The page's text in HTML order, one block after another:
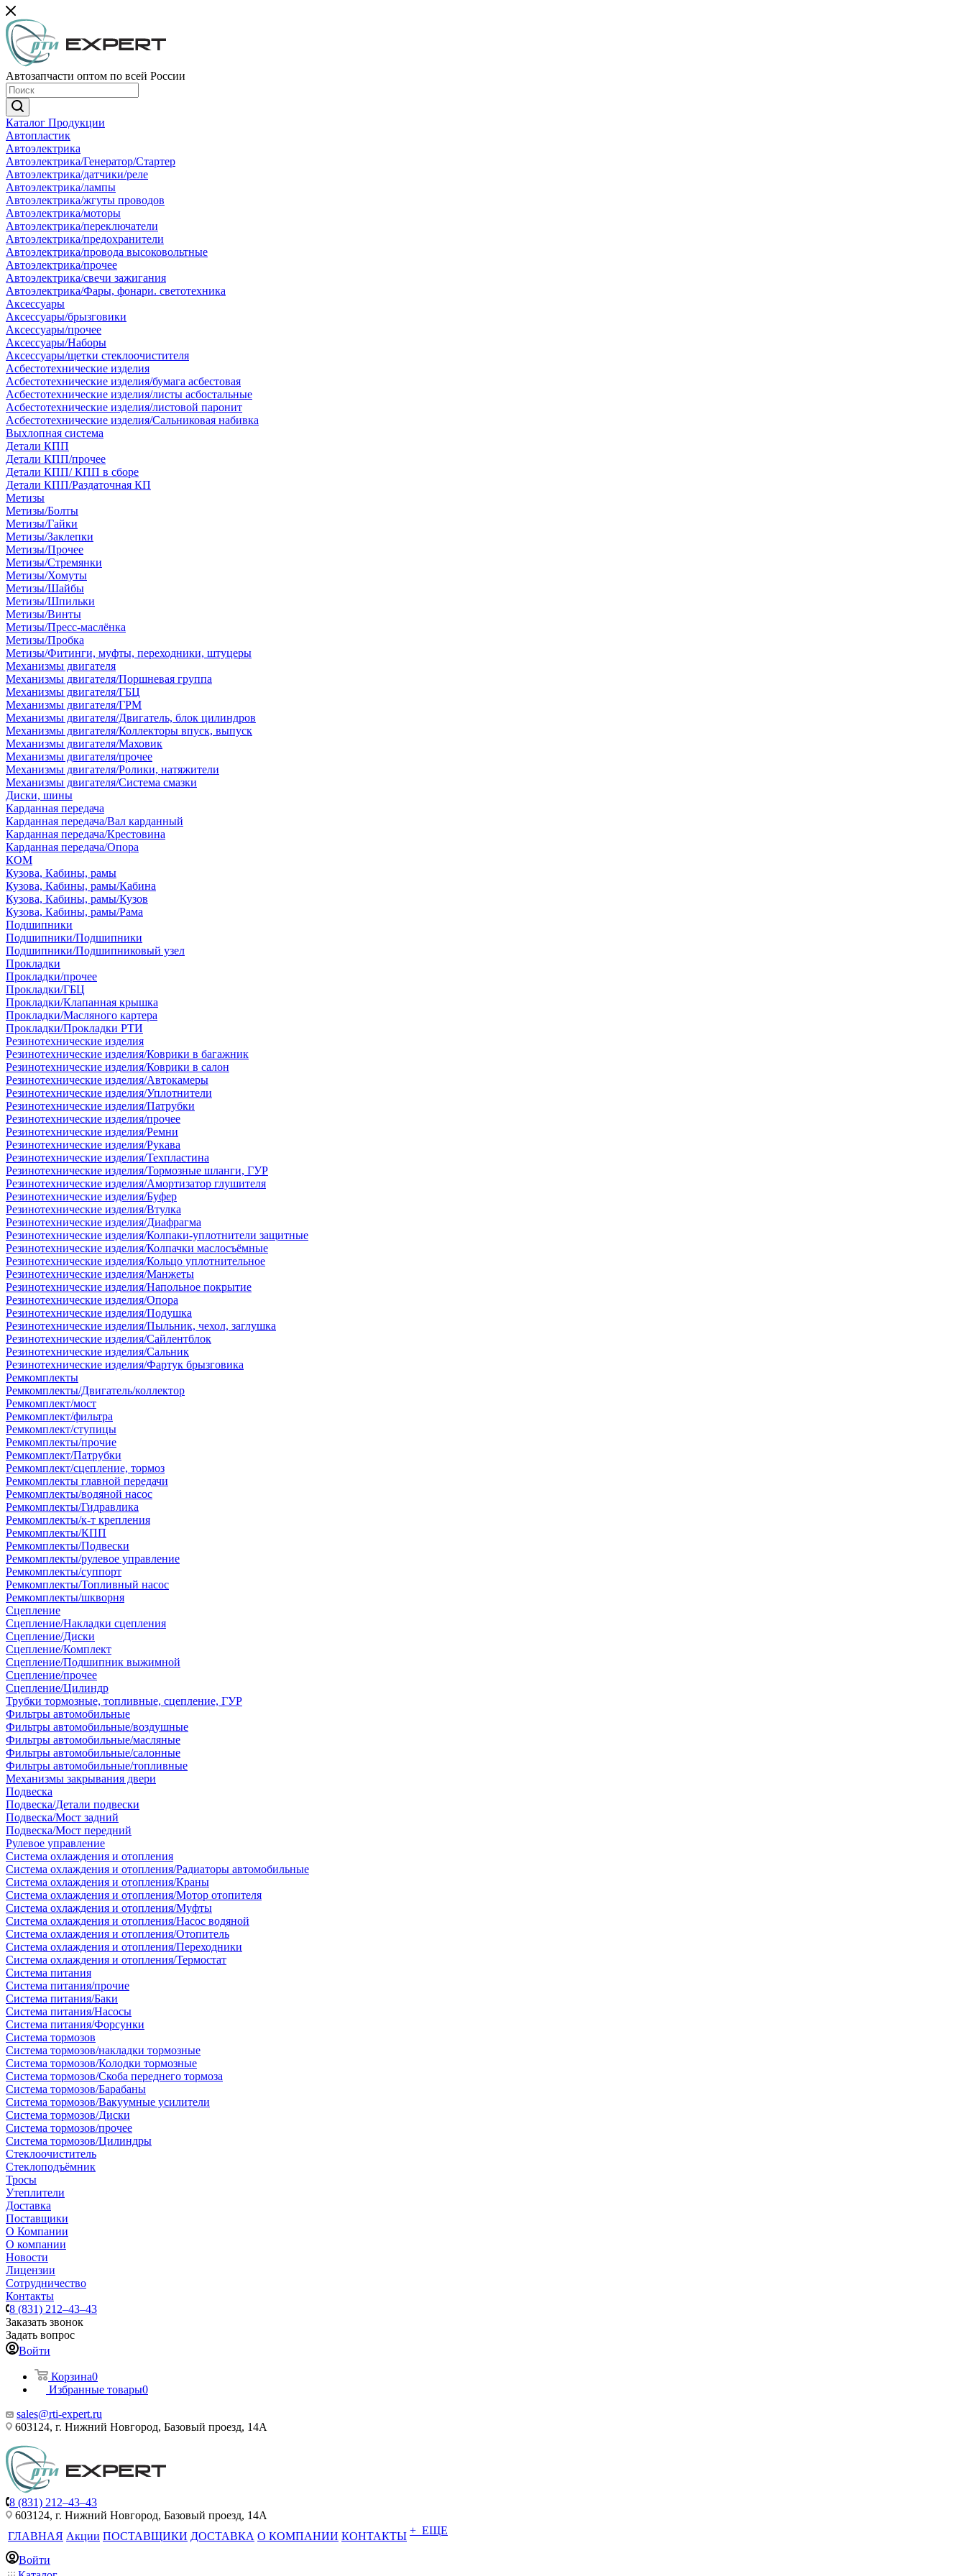
Автозапчасти оптом по всей России
Каталог Продукции
Автопластик
Автоэлектрика
Автоэлектрика/Генератор/Стартер
Автоэлектрика/датчики/реле
Автоэлектрика/лампы
Автоэлектрика/жгуты проводов
Автоэлектрика/моторы
Автоэлектрика/переключатели
Автоэлектрика/предохранители
Автоэлектрика/провода высоковольтные
Автоэлектрика/прочее
Автоэлектрика/свечи зажигания
Автоэлектрика/Фары, фонари. светотехника
Аксессуары
Аксессуары/брызговики
Аксессуары/прочее
Аксессуары/Наборы
Аксессуары/щетки стеклоочистителя
Асбестотехнические изделия
Асбестотехнические изделия/бумага асбестовая
Асбестотехнические изделия/листы асбостальные
Асбестотехнические изделия/листовой паронит
Асбестотехнические изделия/Сальниковая набивка
Выхлопная система
Детали КПП
Детали КПП/прочее
Детали КПП/ КПП в сборе
Детали КПП/Раздаточная КП
Метизы
Метизы/Болты
Метизы/Гайки
Метизы/Заклепки
Метизы/Прочее
Метизы/Стремянки
Метизы/Хомуты
Метизы/Шайбы
Метизы/Шпильки
Метизы/Винты
Метизы/Пресс-маслёнка
Метизы/Пробка
Метизы/Фитинги, муфты, переходники, штуцеры
Механизмы двигателя
Механизмы двигателя/Поршневая группа
Механизмы двигателя/ГБЦ
Механизмы двигателя/ГРМ
Механизмы двигателя/Двигатель, блок цилиндров
Механизмы двигателя/Коллекторы впуск, выпуск
Механизмы двигателя/Маховик
Механизмы двигателя/прочее
Механизмы двигателя/Ролики, натяжители
Механизмы двигателя/Система смазки
Диски, шины
Карданная передача
Карданная передача/Вал карданный
Карданная передача/Крестовина
Карданная передача/Опора
КОМ
Кузова, Кабины, рамы
Кузова, Кабины, рамы/Кабина
Кузова, Кабины, рамы/Кузов
Кузова, Кабины, рамы/Рама
Подшипники
Подшипники/Подшипники
Подшипники/Подшипниковый узел
Прокладки
Прокладки/прочее
Прокладки/ГБЦ
Прокладки/Клапанная крышка
Прокладки/Масляного картера
Прокладки/Прокладки РТИ
Резинотехнические изделия
Резинотехнические изделия/Коврики в багажник
Резинотехнические изделия/Коврики в салон
Резинотехнические изделия/Автокамеры
Резинотехнические изделия/Уплотнители
Резинотехнические изделия/Патрубки
Резинотехнические изделия/прочее
Резинотехнические изделия/Ремни
Резинотехнические изделия/Рукава
Резинотехнические изделия/Техпластина
Резинотехнические изделия/Тормозные шланги, ГУР
Резинотехнические изделия/Амортизатор глушителя
Резинотехнические изделия/Буфер
Резинотехнические изделия/Втулка
Резинотехнические изделия/Диафрагма
Резинотехнические изделия/Колпаки-уплотнители защитные
Резинотехнические изделия/Колпачки маслосъёмные
Резинотехнические изделия/Кольцо уплотнительное
Резинотехнические изделия/Манжеты
Резинотехнические изделия/Напольное покрытие
Резинотехнические изделия/Опора
Резинотехнические изделия/Подушка
Резинотехнические изделия/Пыльник, чехол, заглушка
Резинотехнические изделия/Сайлентблок
Резинотехнические изделия/Сальник
Резинотехнические изделия/Фартук брызговика
Ремкомплекты
Ремкомплекты/Двигатель/коллектор
Ремкомплект/мост
Ремкомплект/фильтра
Ремкомплект/ступицы
Ремкомплекты/прочие
Ремкомплект/Патрубки
Ремкомплект/сцепление, тормоз
Ремкомплекты главной передачи
Ремкомплекты/водяной насос
Ремкомплекты/Гидравлика
Ремкомплекты/к-т крепления
Ремкомплекты/КПП
Ремкомплекты/Подвески
Ремкомплекты/рулевое управление
Ремкомплекты/суппорт
Ремкомплекты/Топливный насос
Ремкомплекты/шкворня
Сцепление
Сцепление/Накладки сцепления
Сцепление/Диски
Сцепление/Комплект
Сцепление/Подшипник выжимной
Сцепление/прочее
Сцепление/Цилиндр
Трубки тормозные, топливные, сцепление, ГУР
Фильтры автомобильные
Фильтры автомобильные/воздушные
Фильтры автомобильные/масляные
Фильтры автомобильные/салонные
Фильтры автомобильные/топливные
Механизмы закрывания двери
Подвеска
Подвеска/Детали подвески
Подвеска/Мост задний
Подвеска/Мост передний
Рулевое управление
Система охлаждения и отопления
Система охлаждения и отопления/Радиаторы автомобильные
Система охлаждения и отопления/Краны
Система охлаждения и отопления/Мотор отопителя
Система охлаждения и отопления/Муфты
Система охлаждения и отопления/Насос водяной
Система охлаждения и отопления/Отопитель
Система охлаждения и отопления/Переходники
Система охлаждения и отопления/Термостат
Система питания
Система питания/прочие
Система питания/Баки
Система питания/Насосы
Система питания/Форсунки
Система тормозов
Система тормозов/накладки тормозные
Система тормозов/Колодки тормозные
Система тормозов/Скоба переднего тормоза
Система тормозов/Барабаны
Система тормозов/Вакуумные усилители
Система тормозов/Диски
Система тормозов/прочее
Система тормозов/Цилиндры
Стеклоочиститель
Стеклоподъёмник
Тросы
Утеплители
Доставка
Поставщики
О Компании
О компании
Новости
Лицензии
Сотрудничество
Контакты
8 (831) 212–43–43
Заказать звонок
Задать вопрос
Войти
Корзина0
Избранные товары0
sales@rti-expert.ru
603124, г. Нижний Новгород, Базовый проезд, 14А
8 (831) 212–43–43
603124, г. Нижний Новгород, Базовый проезд, 14А
ГЛАВНАЯ Акции ПОСТАВЩИКИ ДОСТАВКА О КОМПАНИИ КОНТАКТЫ + ЕЩЕ
Войти